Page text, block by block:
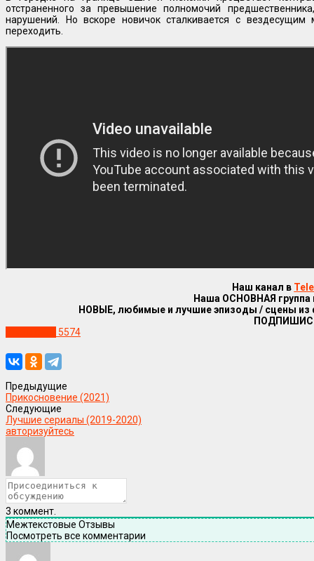
отстраненного за превышение полномочий
нарушений. Но вскоре новичок сталкивается с
переходить.
Наш канал в
Наша ОСНОВНАЯ группа
НОВЫЕ, любимые и лучшие эпизоды / сцены
5574
Предыдущие
Прикосновение (2021)
Следующие
Лучшие сериалы (2019-2020)
авторизуйтесь
3 коммент.
Межтекстовые Отзывы
Посмотреть все комментарии